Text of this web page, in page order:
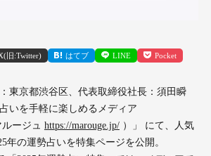
旧:Twitter) はてブ LINE Pocket
東京都渋谷区、代表取締役社長：須田瞬
いを手軽に楽しめるメディア
ルージュ https://marouge.jp/）」 にて、人気
年の運勢占いを特集ページを公開。